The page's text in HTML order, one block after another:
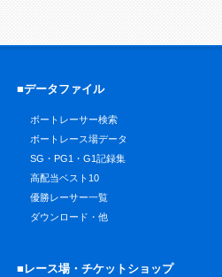
■データファイル
ボートレーサー検索
ボートレース場データ
SG・PG1・G1記録集
高配当ベスト10
優勝レーサー一覧
ダウンロード・他
■レース場・チケットショップ